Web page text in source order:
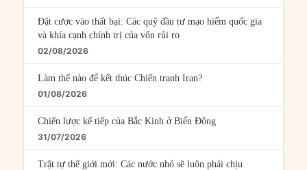
Đặt cược vào thất bại: Các quỹ đầu tư mạo hiểm quốc gia
và khía cạnh chính trị của vốn rủi ro
02/08/2026
Làm thế nào để kết thúc Chiến tranh Iran?
01/08/2026
Chiến lược kế tiếp của Bắc Kinh ở Biển Đông
31/07/2026
Trật tự thế giới mới: Các nước nhỏ sẽ luôn phải chịu